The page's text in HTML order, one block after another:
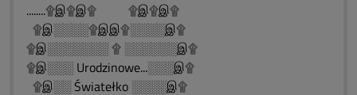
........۩இ۩இ۩ ۩இ۩இ۩
۩இ░░░░۩இஇ۩░░░░இ۩
۩இ░░░░░░░ ۩ ░░░░░░இ۩
۩இ░░░ Urodzinowe...░░░இ۩
۩இ░░ Światełko ░░░░இ۩